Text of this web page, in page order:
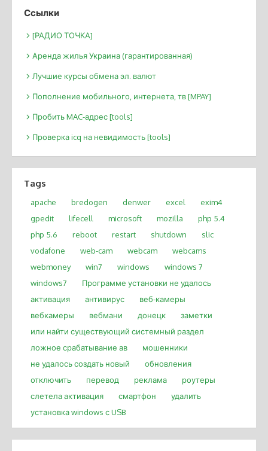
Ссылки
[РАДИО ТОЧКА]
Аренда жилья Украина (гарантированная)
Лучшие курсы обмена эл. валют
Пополнение мобильного, интернета, тв [MPAY]
Пробить MAC-адрес [tools]
Проверка icq на невидимость [tools]
Tags
apache bredogen denwer excel
exim4
gpedit
lifecell microsoft mozilla
php 5.4
php 5.6
reboot restart shutdown
slic
vodafone
web-cam webcam
webcams
webmoney
win7 windows
windows 7
windows7
Программе установки не удалось
активация
антивирус
веб-камеры
вебкамеры
вебмани донецк
заметки
или найти существующий системный раздел
ложное срабатывание ав
мошенники
не удалось создать новый
обновления
отключить
перевод реклама
роутеры
слетела активация
смартфон
удалить
установка windows с USB